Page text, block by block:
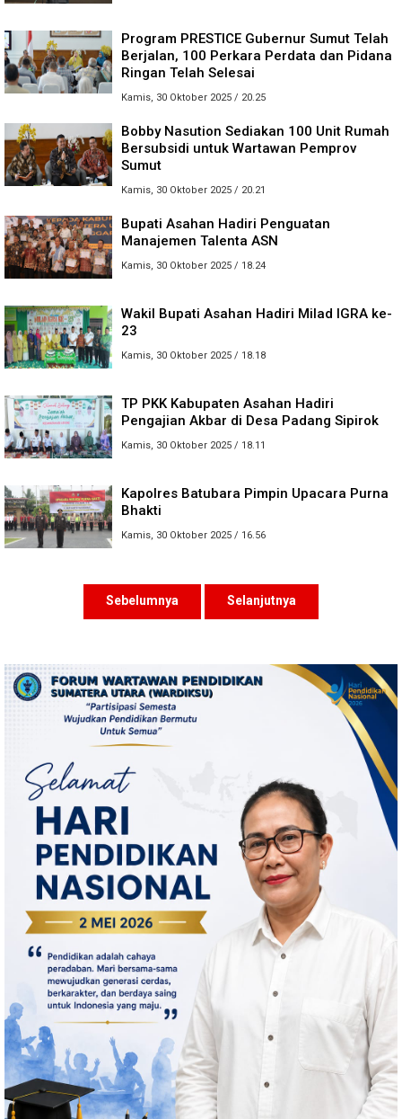
Program PRESTICE Gubernur Sumut Telah
Berjalan, 100 Perkara Perdata dan Pidana
Ringan Telah Selesai
Kamis, 30 Oktober 2025 / 20.25
Bobby Nasution Sediakan 100 Unit Rumah
Bersubsidi untuk Wartawan Pemprov
Sumut
Kamis, 30 Oktober 2025 / 20.21
Bupati Asahan Hadiri Penguatan
Manajemen Talenta ASN
Kamis, 30 Oktober 2025 / 18.24
Wakil Bupati Asahan Hadiri Milad IGRA ke-
23
Kamis, 30 Oktober 2025 / 18.18
TP PKK Kabupaten Asahan Hadiri
Pengajian Akbar di Desa Padang Sipirok
Kamis, 30 Oktober 2025 / 18.11
Kapolres Batubara Pimpin Upacara Purna
Bhakti
Kamis, 30 Oktober 2025 / 16.56
Sebelumnya Selanjutnya